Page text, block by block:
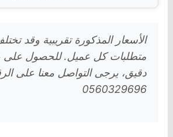
الأسعار المذكورة تقريبية وقد
متطلبات كل عميل. للحصول
دقيق، يرجى التواصل معنا على
0560329696